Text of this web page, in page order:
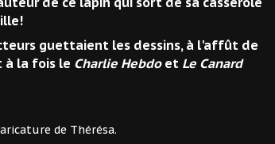
guettaient les dessins, à l'affût de
à la fois le Charlie Hebdoet Le Canard
Thérésa.